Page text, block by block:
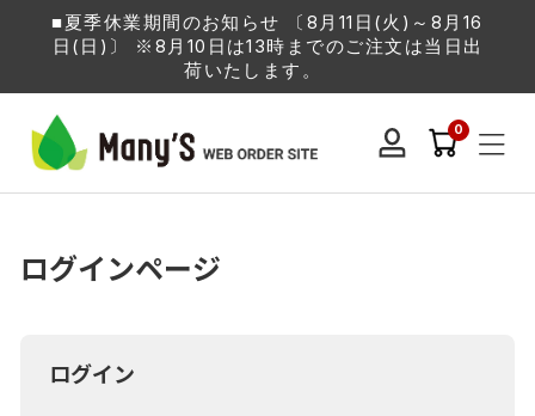
■夏季休業期間のお知らせ 〔8月11日(火)～8月16
日(日)〕 ※8月10日は13時までのご注文は当日出
荷いたします。
0
ログインページ
ログイン